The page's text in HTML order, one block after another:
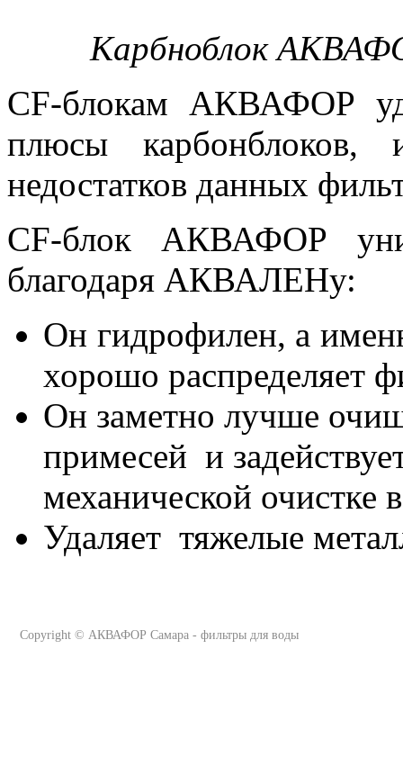
Карбноблок
CF-блокам АКВАФОР
плюсы
недостатков данных
CF-блок АКВАФОР
благодаря АКВАЛЕНу:
Он гидрофилен, а
хорошо распределяет
Он заметно лучше
примесей и
механической очистке
Удаляет тяжелые
Copyright © АКВАФОР Самара - фильтры для воды